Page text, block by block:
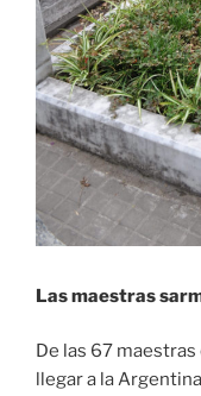
Las maestras
De las 67
llegar a la